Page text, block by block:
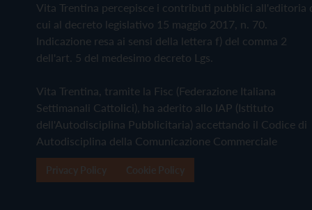
Vita Trentina percepisce i contributi pubblici all'editoria
cui al decreto legislativo 15 maggio 2017, n. 70.
Indicazione resa ai sensi della lettera f) del comma 2
dell'art. 5 del medesimo decreto Lgs.
Vita Trentina, tramite la Fisc (Federazione Italiana
Settimanali Cattolici), ha aderito allo IAP (Istituto
dell'Autodisciplina Pubblicitaria) accettando il Codice di
Autodisciplina della Comunicazione Commerciale